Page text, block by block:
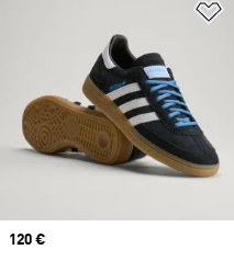
Price
120 €